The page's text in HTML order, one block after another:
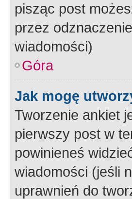
pisząc post
przez
wiadomości)
Góra
Jak mogę
Tworzenie ankiet
pierwszy post w
powinieneś
wiadomości (jeśli
uprawnień do